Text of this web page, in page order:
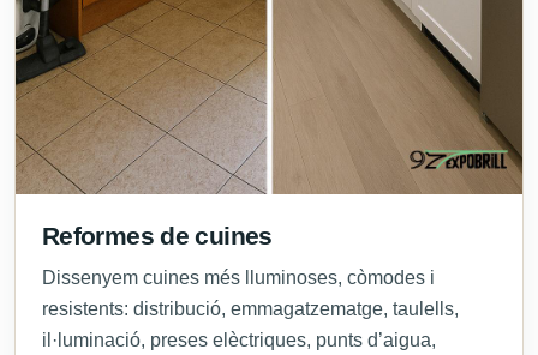
Reformes de cuines
Dissenyem cuines més lluminoses, còmodes i
resistents: distribució, emmagatzematge, taulells,
il·luminació, preses elèctriques, punts d’aigua,